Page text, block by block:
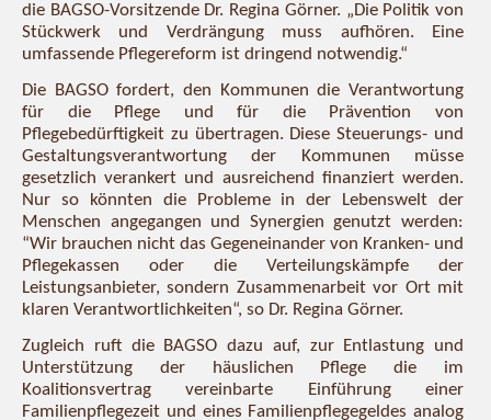
die BAGSO-Vorsitzende Dr. Regina Görner. „Die Politik von
Stückwerk und Verdrängung muss aufhören. Eine
umfassende Pflegereform ist dringend notwendig.“
Die BAGSO fordert, den Kommunen die Verantwortung
für die Pflege und für die Prävention von
Pflegebedürftigkeit zu übertragen. Diese Steuerungs- und
Gestaltungsverantwortung der Kommunen müsse
gesetzlich verankert und ausreichend finanziert werden.
Nur so könnten die Probleme in der Lebenswelt der
Menschen angegangen und Synergien genutzt werden:
“Wir brauchen nicht das Gegeneinander von Kranken- und
Pflegekassen oder die Verteilungskämpfe der
Leistungsanbieter, sondern Zusammenarbeit vor Ort mit
klaren Verantwortlichkeiten“, so Dr. Regina Görner.
Zugleich ruft die BAGSO dazu auf, zur Entlastung und
Unterstützung der häuslichen Pflege die im
Koalitionsvertrag vereinbarte Einführung einer
Familienpflegezeit und eines Familienpfle­gegeldes analog